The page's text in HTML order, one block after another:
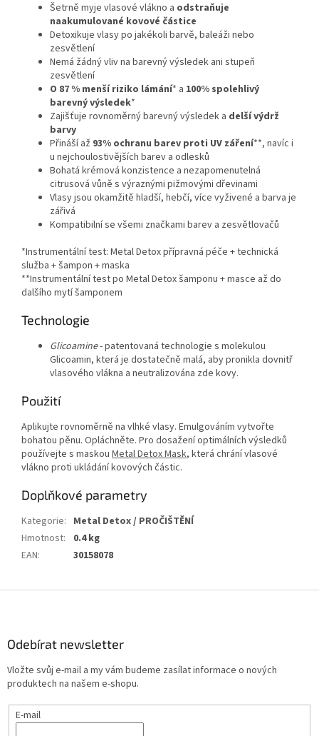
Šetrně myje vlasové vlákno a odstraňuje
naakumulované kovové částice
Detoxikuje vlasy po jakékoli barvě, baleáži nebo
zesvětlení
Nemá žádný vliv na barevný výsledek ani stupeň
zesvětlení
O 87 % menší riziko lámání* a 100% spolehlivý
barevný výsledek*
Zajišťuje rovnoměrný barevný výsledek a delší výdrž
barvy
Přináší až 93% ochranu barev proti UV záření**, navíc i
u nejchoulostivějších barev a odlesků
Bohatá krémová konzistence a nezapomenutelná
citrusová vůně s výraznými pižmovými dřevinami
Vlasy jsou okamžitě hladší, hebčí, více vyživené a barva je
zářivá
Kompatibilní se všemi značkami barev a zesvětlovačů
*Instrumentální test: Metal Detox přípravná péče + technická
služba + šampon + maska
**Instrumentální test po Metal Detox šamponu + masce až do
dalšího mytí šamponem
Technologie
Glicoamine- patentovaná technologie s molekulou
Glicoamin, která je dostatečně malá, aby pronikla dovnitř
vlasového vlákna a neutralizována zde kovy.
Použití
Aplikujte rovnoměrně na vlhké vlasy. Emulgováním vytvořte
bohatou pěnu. Opláchněte. Pro dosažení optimálních výsledků
používejte s maskou Metal Detox Mask, která chrání vlasové
vlákno proti ukládání kovových částic.
Doplňkové parametry
Kategorie: Metal Detox / PROČIŠTĚNÍ
Hmotnost:
0.4 kg
EAN: 30158078
Odebírat newsletter
Vložte svůj e-mail a my vám budeme zasílat informace o nových
produktech na našem e-shopu.
E-mail